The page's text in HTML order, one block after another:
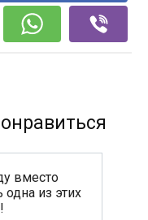
вместо
одна из этих